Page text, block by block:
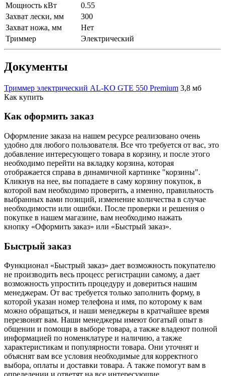
Мощность кВт
0.55
Захват лески, мм
300
Захват ножа, мм
Нет
Триммер
Электрический
Документы
Триммер электрический AL-KO GTE 550 Premium 3,8 мб
Как купить
Как оформить заказ
Оформление заказа на нашем ресурсе реализовано очень
удобно для любого пользователя. Все что требуется от вас, это
добавление интересующего товара в корзину, и после этого
необходимо перейти на вкладку корзина, которая
отображается справа в динамичной картинке "корзины".
Кликнув на нее, вы попадаете в саму корзину покупок, в
которой вам необходимо проверить, а именно, правильность
выбранных вами позиций, изменение количества в случае
необходимости или ошибки. После проверки и решения о
покупке в нашем магазине, вам необходимо нажать
кнопку «Оформить заказ» или «Быстрый заказ».
Быстрый заказ
Функционал «Быстрый заказ» дает возможность покупателю
не производить весь процесс регистрации самому, а дает
возможность упростить процедуру и довериться нашим
менеджерам. От вас требуется только заполнить форму, в
которой указан номер телефона и имя, по которому к вам
можно обращаться, и наши менеджеры в кратчайшее время
перезвонят вам. Наши менеджеры имеют богатый опыт в
общении и помощи в выборе товара, а также владеют полной
информацией по номенклатуре и наличию, а также
характеристикам и популярности товара. Они уточнят и
объяснят вам все условия необходимые для корректного
выбора, оплаты и доставки товара. А также помогут вам в